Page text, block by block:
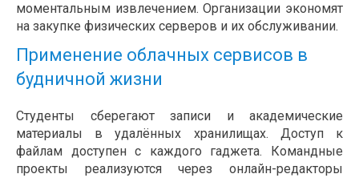
моментальным извлечением. Организации экономят
на закупке физических серверов и их обслуживании.
Применение облачных сервисов в
будничной жизни
Студенты сберегают записи и академические
материалы в удалённых хранилищах. Доступ к
файлам доступен с каждого гаджета. Командные
проекты реализуются через онлайн-редакторы